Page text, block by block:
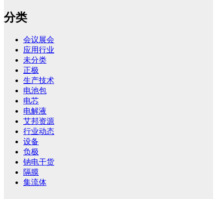
分类
会议展会
应用行业
未分类
正极
生产技术
电池包
电芯
电解液
艾邦资源
行业动态
设备
负极
钠电干货
隔膜
集流体